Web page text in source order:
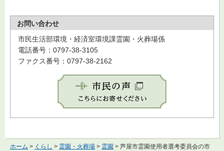
お問い合わせ
市民生活部環境・経済室環境課霊園・火葬場係
電話番号：0797-38-3105
ファクス番号：0797-38-2162
ホーム > くらし > 霊園・火葬場 > 霊園 > 芦屋市霊園使用者選考委員会の市